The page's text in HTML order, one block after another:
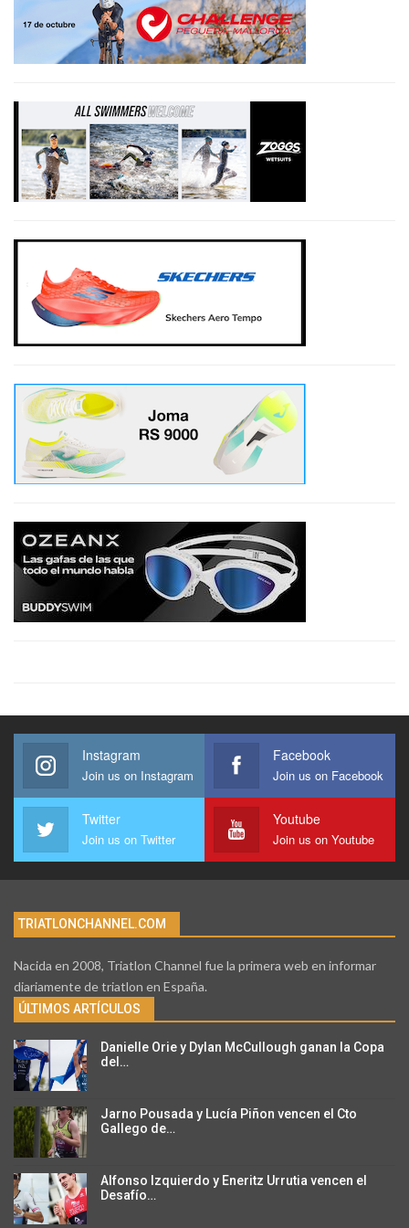
Instagram
Join us on Instagram
Facebook
Join us on Facebook
Twitter
Join us on Twitter
Youtube
Join us on Youtube
TRIATLONCHANNEL.COM
Nacida en 2008, Triatlon Channel fue la primera web en informar
diariamente de triatlon en España.
ÚLTIMOS ARTÍCULOS
Danielle Orie y Dylan McCullough ganan la Copa
del…
Jarno Pousada y Lucía Piñon vencen el Cto
Gallego de…
Alfonso Izquierdo y Eneritz Urrutia vencen el
Desafío…